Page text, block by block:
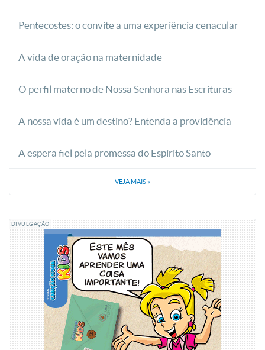
Pentecostes: o convite a uma experiência cenacular
A vida de oração na maternidade
O perfil materno de Nossa Senhora nas Escrituras
A nossa vida é um destino? Entenda a providência
A espera fiel pela promessa do Espírito Santo
VEJA MAIS »
DIVULGAÇÃO